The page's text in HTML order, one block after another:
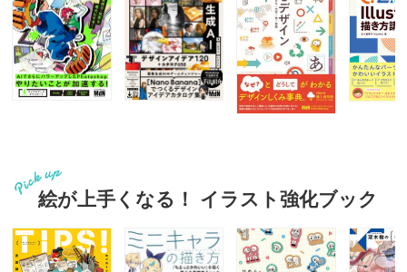
絵が上手くなる！ イラスト強化ブック